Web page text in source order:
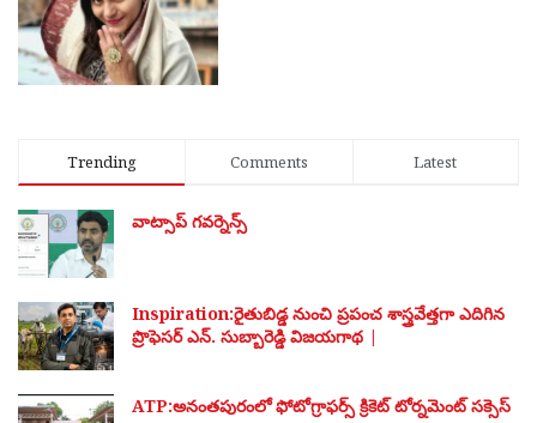
Trending Comments Latest
వాట్సాప్ గవర్నెన్స్
Inspiration:రైతుబిడ్డ నుంచి ప్రపంచ శాస్త్రవేత్తగా ఎదిగిన
ప్రొఫెసర్ ఎన్. సుబ్బారెడ్డి విజయగాథ |
ATP:అనంతపురంలో ఫోటోగ్రాఫర్స్ క్రికెట్ టోర్నమెంట్ సక్సెస్